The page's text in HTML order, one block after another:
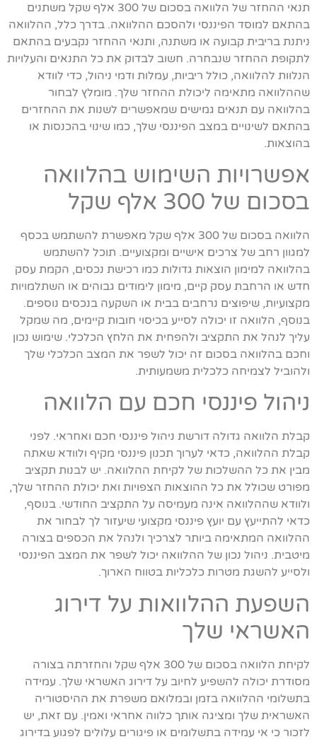
תנאי ההחזר של הלוואה בסכום של 300 אלף שקל משתנים
בהתאם למוסד הפיננסי ולהסכם ההלוואה. בדרך כלל, ההלוואה
ניתנת בריבית קבועה או משתנה, ותנאי ההחזר נקבעים בהתאם
לתקופת ההחזר שנבחרה. חשוב לבדוק את כל התנאים והעלויות
הנלוות להלוואה, כולל ריביות, עמלות ודמי ניהול, כדי לוודא
שההלוואה מתאימה ליכולת ההחזר שלך. מומלץ לבחור
בהלוואה עם תנאים גמישים שמאפשרים לשנות את ההחזרים
בהתאם לשינויים במצב הפיננסי שלך, כמו שינוי בהכנסות או
בהוצאות.
אפשרויות השימוש בהלוואה
בסכום של 300 אלף שקל
הלוואה בסכום של 300 אלף שקל מאפשרת להשתמש בכסף
למגוון רחב של צרכים אישיים ומקצועיים. תוכל להשתמש
בהלוואה למימון הוצאות גדולות כמו רכישת נכסים, הקמת עסק
חדש או הרחבת עסק קיים, מימון לימודים גבוהים או השתלמויות
מקצועיות, שיפוצים נרחבים בבית או השקעה בנכסים נוספים.
בנוסף, הלוואה זו יכולה לסייע בכיסוי חובות קיימים, מה שמקל
עליך לנהל את התקציב ולהפחית את הלחץ הכלכלי. שימוש נכון
וחכם בהלוואה בסכום זה יכול לשפר את המצב הכלכלי שלך
ולהוביל לצמיחה כלכלית משמעותית.
ניהול פיננסי חכם עם הלוואה
קבלת הלוואה גדולה דורשת ניהול פיננסי חכם ואחראי. לפני
קבלת ההלוואה, כדאי לערוך תכנון פיננסי מקיף ולוודא שאתה
מבין את כל ההשלכות של לקיחת ההלוואה. יש לבנות תקציב
מפורט שכולל את כל ההוצאות הצפויות ואת יכולת ההחזר שלך,
ולוודא שההלוואה אינה מעמיסה על התקציב החודשי. בנוסף,
כדאי להתייעץ עם יועץ פיננסי מקצועי שיעזור לך לבחור את
ההלוואה המתאימה ביותר לצרכיך ולנהל את הכספים בצורה
מיטבית. ניהול נכון של ההלוואה יכול לשפר את המצב הפיננסי
ולסייע להשגת מטרות כלכליות בטווח הארוך.
השפעת ההלוואות על דירוג
האשראי שלך
לקיחת הלוואה בסכום של 300 אלף שקל והחזרתה בצורה
מסודרת יכולה להשפיע לחיוב על דירוג האשראי שלך. עמידה
בתשלומי ההלוואה בזמן ובמלואם משפרת את ההיסטוריה
האשראית שלך ומציגה אותך כלווה אחראי ואמין. עם זאת, יש
לזכור כי אי עמידה בתשלומים או פיגורים עלולים לפגוע בדירוג